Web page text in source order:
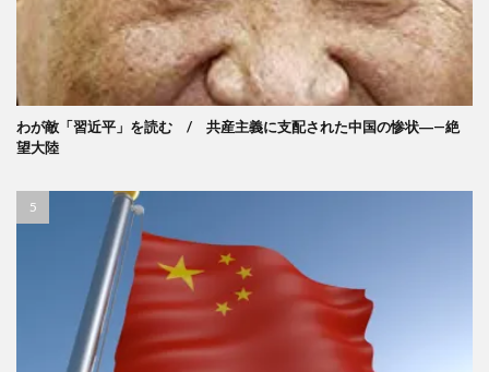
わが敵「習近平」を読む / 共産主義に支配された中国の惨状―—絶
望大陸